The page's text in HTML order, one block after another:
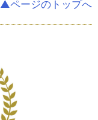
▲ページのトップへ